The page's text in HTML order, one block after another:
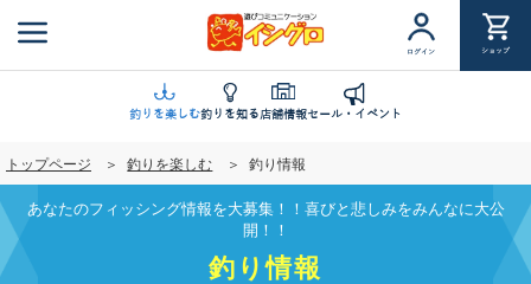
ン
に
移
動
ログイン ショップ
釣りを楽しむ釣りを知る店舗情報セール・イベント
トップページ 釣りを楽しむ 釣り情報
あなたのフィッシング情報を大募集！！喜びと悲しみをみんなに大公
開！！
釣り情報